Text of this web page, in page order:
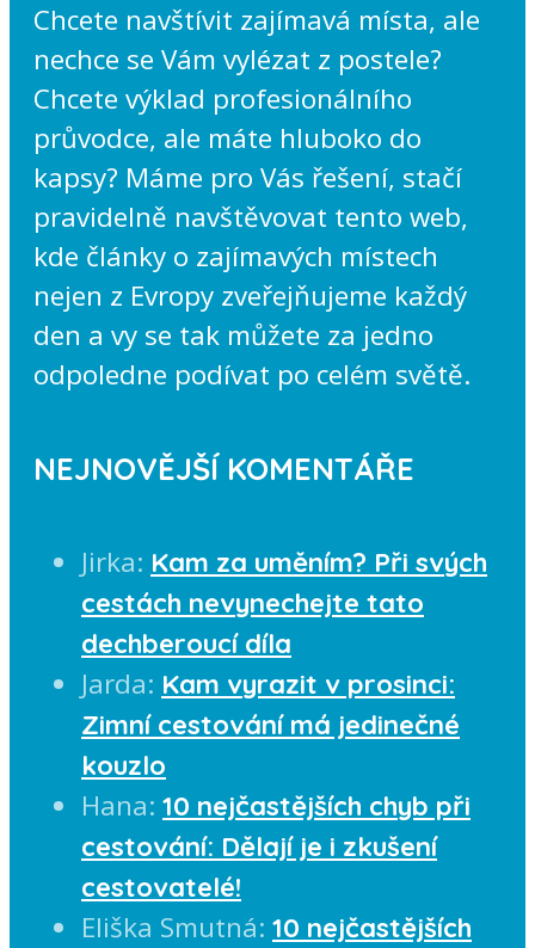
Chcete navštívit zajímavá místa, ale
nechce se Vám vylézat z postele?
Chcete výklad profesionálního
průvodce, ale máte hluboko do
kapsy? Máme pro Vás řešení, stačí
pravidelně navštěvovat tento web,
kde články o zajímavých místech
nejen z Evropy zveřejňujeme každý
den a vy se tak můžete za jedno
odpoledne podívat po celém světě.
NEJNOVĚJŠÍ KOMENTÁŘE
Jirka: Kam za uměním? Při svých
cestách nevynechejte tato
dechberoucí díla
Jarda: Kam vyrazit v prosinci:
Zimní cestování má jedinečné
kouzlo
Hana: 10 nejčastějších chyb při
cestování: Dělají je i zkušení
cestovatelé!
Eliška Smutná: 10 nejčastějších